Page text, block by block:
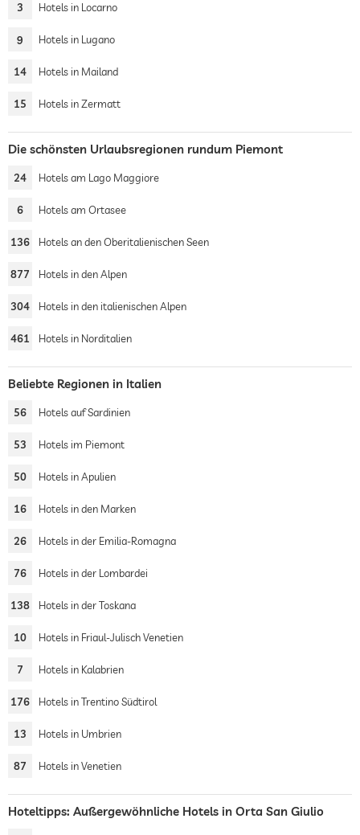
3 Hotels in Locarno
9 Hotels in Lugano
14 Hotels in Mailand
15 Hotels in Zermatt
Die schönsten Urlaubsregionen rundum Piemont
24 Hotels am Lago Maggiore
6 Hotels am Ortasee
136 Hotels an den Oberitalienischen Seen
877 Hotels in den Alpen
304 Hotels in den italienischen Alpen
461 Hotels in Norditalien
Beliebte Regionen in Italien
56 Hotels auf Sardinien
53 Hotels im Piemont
50 Hotels in Apulien
16 Hotels in den Marken
26 Hotels in der Emilia-Romagna
76 Hotels in der Lombardei
138 Hotels in der Toskana
10 Hotels in Friaul-Julisch Venetien
7 Hotels in Kalabrien
176 Hotels in Trentino Südtirol
13 Hotels in Umbrien
87 Hotels in Venetien
Hoteltipps: Außergewöhnliche Hotels in Orta San Giulio